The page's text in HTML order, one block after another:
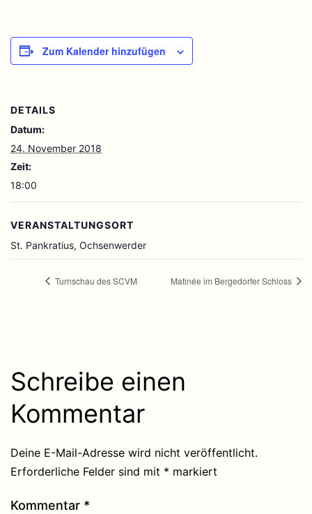
Zum Kalender hinzufügen
DETAILS
Datum:
24. November 2018
Zeit:
18:00
VERANSTALTUNGSORT
St. Pankratius, Ochsenwerder
Turnschau des SCVM Matinée im Bergedorfer Schloss
Schreibe einen
Kommentar
Deine E-Mail-Adresse wird nicht veröffentlicht.
Erforderliche Felder sind mit * markiert
Kommentar *